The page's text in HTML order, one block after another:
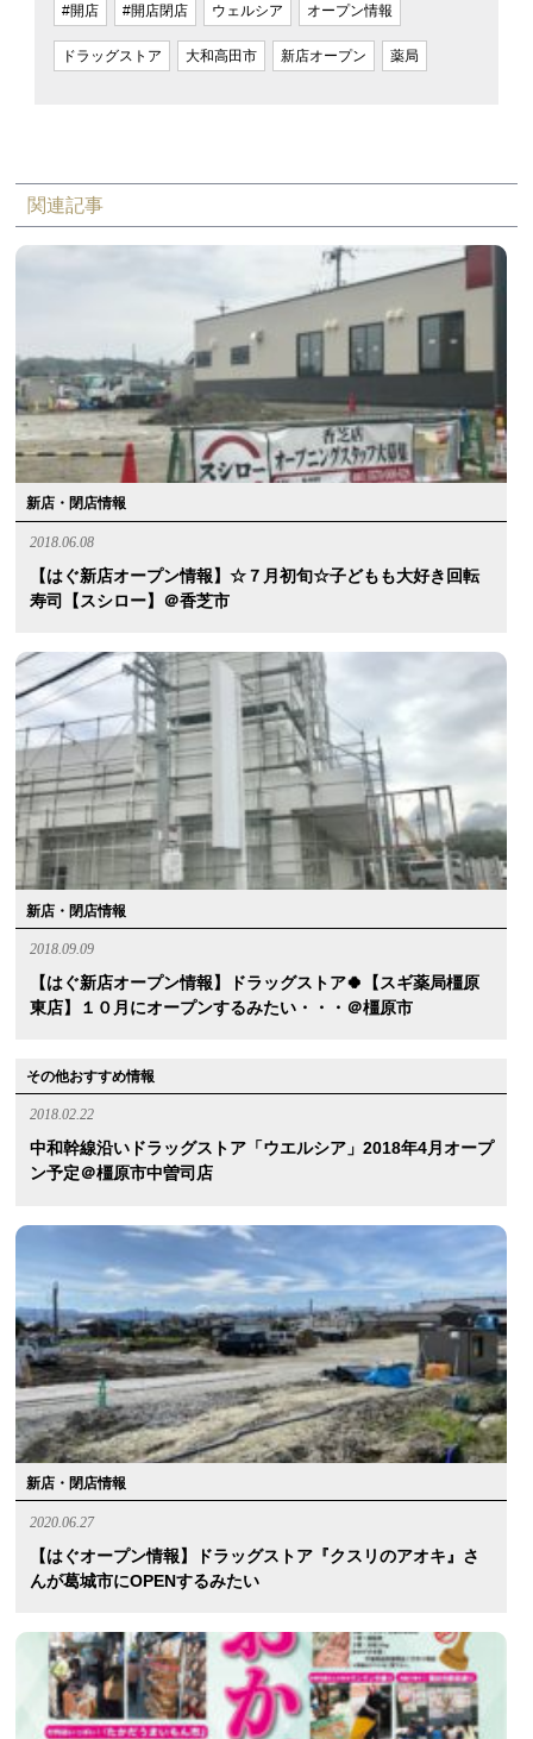
#開店
#開店閉店 ウェルシア オープン情報
ドラッグストア 大和高田市 新店オープン 薬局
関連記事
新店・閉店情報
2018.06.08
【はぐ新店オープン情報】☆７月初旬☆子どもも大好き回転
寿司【スシロー】＠香芝市
新店・閉店情報
2018.09.09
【はぐ新店オープン情報】ドラッグストア🍀【スギ薬局橿原
東店】１０月にオープンするみたい・・・＠橿原市
その他おすすめ情報
2018.02.22
中和幹線沿いドラッグストア「ウエルシア」2018年4月オープ
ン予定＠橿原市中曽司店
新店・閉店情報
2020.06.27
【はぐオープン情報】ドラッグストア『クスリのアオキ』さ
んが葛城市にOPENするみたい